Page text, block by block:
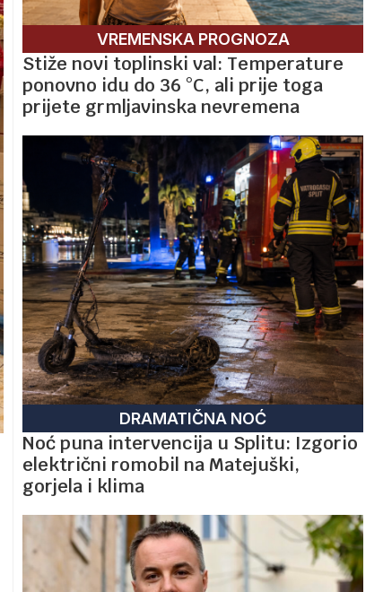
VREMENSKA PROGNOZA
Stiže novi toplinski val: Temperature
ponovno idu do 36 °C, ali prije toga
prijete grmljavinska nevremena
DRAMATIČNA NOĆ
Noć puna intervencija u Splitu: Izgorio
električni romobil na Matejuški,
gorjela i klima